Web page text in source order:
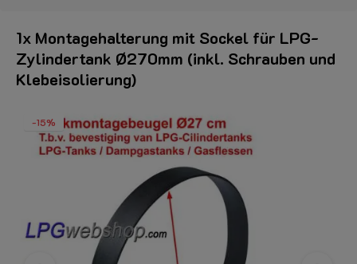
1x Montagehalterung mit Sockel für LPG-
Zylindertank Ø270mm (inkl. Schrauben und
Klebeisolierung)
-15%